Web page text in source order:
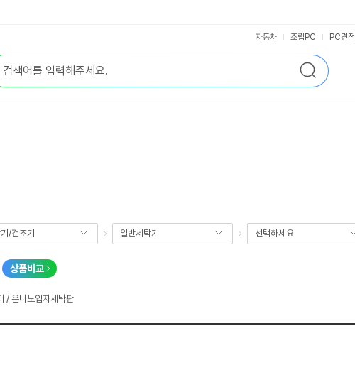
검
색
자동차 조립PC PC견적
/건조기 일반세탁기 선택하세요
상품비교
/ 은나노입자세탁판